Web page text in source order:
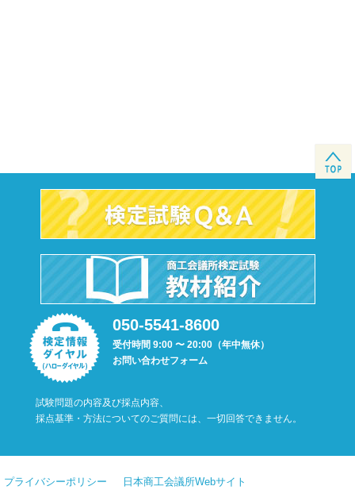
050-5541-8600
受付時間 9:00 〜 20:00（年中無休）
お問い合わせフォーム
試験問題の内容及び採点内容、
採点基準・方法についてのご質問には、一切回答できません。
プライバシーポリシー 日本商工会議所Webサイト